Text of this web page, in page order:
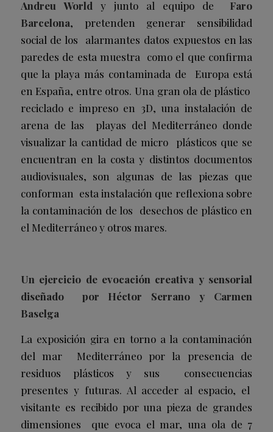
Andreu World y junto al equipo de Faro
Barcelona, pretenden generar sensibilidad
social de los alarmantes datos expuestos en las
paredes de esta muestra como el que confirma
que la playa más contaminada de Europa está
en España, entre otros. Una gran ola de plástico
reciclado e impreso en 3D, una instalación de
arena de las playas del Mediterráneo donde
visualizar la cantidad de micro plásticos que se
encuentran en la costa y distintos documentos
audiovisuales, son algunas de las piezas que
conforman esta instalación que reflexiona sobre
la contaminación de los desechos de plástico en
el Mediterráneo y otros mares.
Un ejercicio de evocación creativa y sensorial
diseñado por Héctor Serrano y Carmen
Baselga
La exposición gira en torno a la contaminación
del mar Mediterráneo por la presencia de
residuos plásticos y sus consecuencias
presentes y futuras. Al acceder al espacio, el
visitante es recibido por una pieza de grandes
dimensiones que evoca el mar, una ola de 7